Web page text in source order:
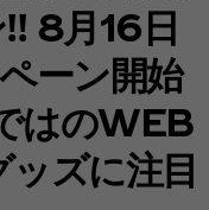
8月16日
ーン開始
はのWEB
ズに注目